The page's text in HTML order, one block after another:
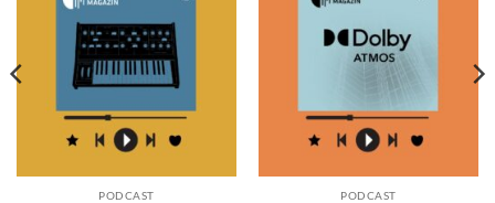
PODCAST PODCAST